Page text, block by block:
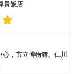
貴飯店
，市立博物館、仁川